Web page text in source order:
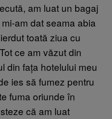
am luat un bagaj
am dat seama abia
toată ziua cu
ce am văzut din
din fața hotelului meu
ies să fumez pentru
fuma oriunde în
că am luat